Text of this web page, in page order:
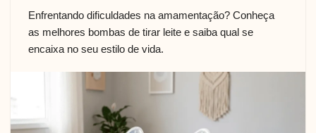
Enfrentando dificuldades na amamentação? Conheça
as melhores bombas de tirar leite e saiba qual se
encaixa no seu estilo de vida.